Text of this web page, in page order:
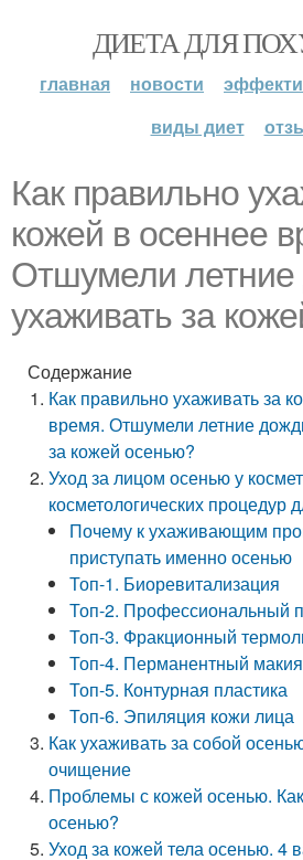
ДИЕТА ДЛЯ
главная новости
виды диет
Как правильно
кожей в осеннее
Отшумели летние
ухаживать за
Содержание
Как правильно ухаживать за
время. Отшумели летние
за кожей осенью?
Уход за лицом осенью у
косметологических процедур
Почему к ухаживающим
приступать именно осенью
Топ-1. Биоревитализация
Топ-2. Профессиональный
Топ-3. Фракционный
Топ-4. Перманентный
Топ-5. Контурная пластика
Топ-6. Эпиляция кожи лица
Как ухаживать за собой
очищение
Проблемы с кожей осенью.
осенью?
Уход за кожей тела осенью. 4